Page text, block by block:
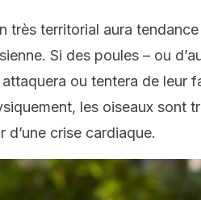
très territorial aura
Si des poules – ou
ou tentera de leur
les oiseaux sont
d’une crise cardiaque.